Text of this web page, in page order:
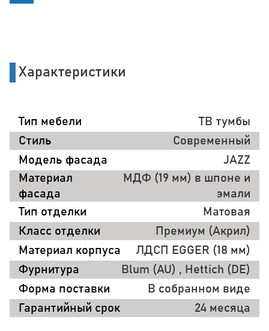
Характеристики
Тип мебели
ТВ тумбы
Стиль
Современный
Модель фасада
JAZZ
Материал
фасада
МДФ (19 мм) в шпоне и
эмали
Тип отделки
Матовая
Класс отделки
Премиум (Акрил)
Материал корпуса
ЛДСП EGGER (18 мм)
Фурнитура
Blum (AU) , Hettich (DE)
Форма поставки
В собранном виде
Гарантийный срок
24 месяца